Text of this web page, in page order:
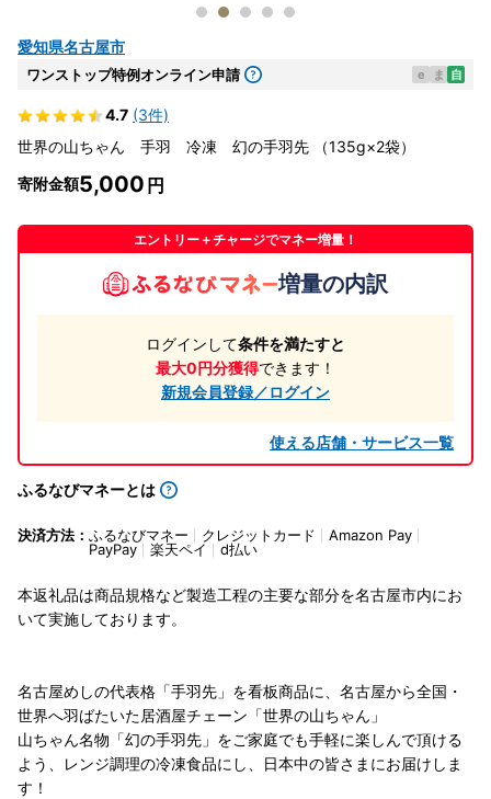
愛知県名古屋市
ワンストップ特例オンライン申請 e ま 自
4.7 (3件)
世界の山ちゃん 手羽 冷凍 幻の手羽先 （135g×2袋）
寄附金額5,000
エントリー＋チャージでマネー増量！
増量の内訳
ログインして条件を満たすと
最大0円分獲得できます！
新規会員登録／ログイン
使える店舗・サービス一覧
ふるなびマネーとは
決済方法： ふるなびマネー クレジットカード
Amazon Pay
PayPay
楽天ペイ d払い
本返礼品は商品規格など製造工程の主要な部分を名古屋市内にお
いて実施しております。
名古屋めしの代表格「手羽先」を看板商品に、名古屋から全国・
世界へ羽ばたいた居酒屋チェーン「世界の山ちゃん」
山ちゃん名物「幻の手羽先」をご家庭でも手軽に楽しんで頂ける
よう、レンジ調理の冷凍食品にし、日本中の皆さまにお届けしま
す！